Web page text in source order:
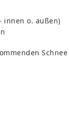
innen o. außen)